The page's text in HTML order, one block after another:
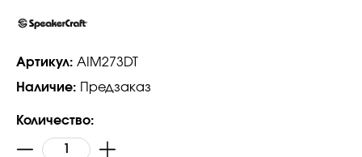
Артикул: AIM273DT
Наличие:
Предзаказ
Количество: